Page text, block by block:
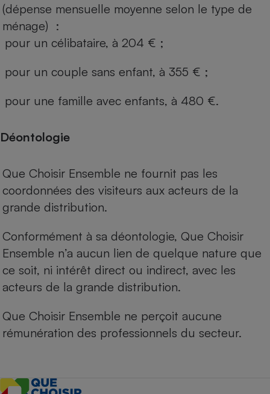
(dépense mensuelle moyenne selon le type de
ménage) :
pour un célibataire, à 204 € ;
pour un couple sans enfant, à 355 € ;
pour une famille avec enfants, à 480 €.
Déontologie
Que Choisir Ensemble ne fournit pas les
coordonnées des visiteurs aux acteurs de la
grande distribution.
Conformément à sa déontologie, Que Choisir
Ensemble n’a aucun lien de quelque nature que
ce soit, ni intérêt direct ou indirect, avec les
acteurs de la grande distribution.
Que Choisir Ensemble ne perçoit aucune
rémunération des professionnels du secteur.